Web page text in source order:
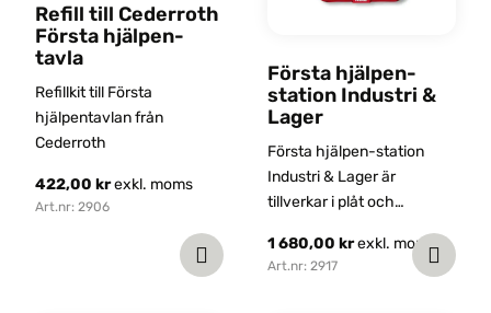
Refill till Cederroth
Första hjälpen-
tavla
Refillkit till Första
hjälpentavlan från
Cederroth
422,00krexkl. moms
Art.nr: 2906
Första hjälpen-
station Industri &
Lager
Första hjälpen-station
Industri & Lager är
tillverkar i plåt och
hjälpen-produkter av hög
1 680,00 krexkl. moms
Art.nr: 2917